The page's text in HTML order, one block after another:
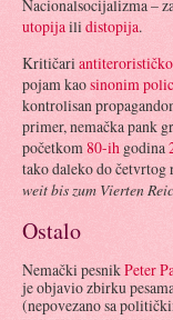
Nacionalsocijalizma –
utopijailidistopija.
Kritičari
pojam kaosinonim
kontrolisan
primer, nemačka pank
početkom80-ih godina
tako daleko do četvrtog
weit bis zum Vierten
Ostalo
Nemački pesnikPeter
je objavio zbirku
(nepovezano sa